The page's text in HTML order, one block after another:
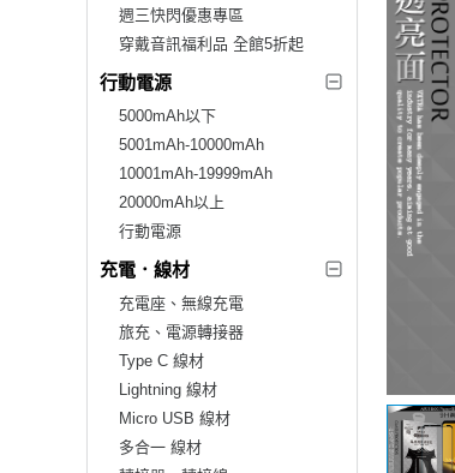
週三快閃優惠專區
穿戴音訊福利品 全館5折起
行動電源
5000mAh以下
5001mAh-10000mAh
10001mAh-19999mAh
20000mAh以上
行動電源
充電．線材
充電座、無線充電
旅充、電源轉接器
Type C 線材
Lightning 線材
Micro USB 線材
多合一 線材